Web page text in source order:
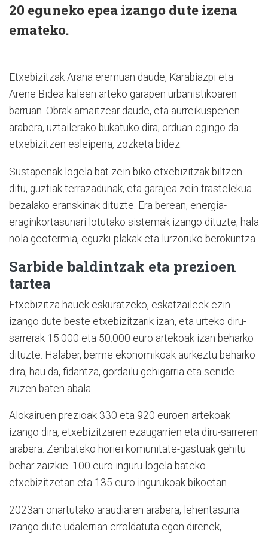
20 eguneko epea izango dute izena
emateko.
Etxebizitzak Arana eremuan daude, Karabiazpi eta
Arene Bidea kaleen arteko garapen urbanistikoaren
barruan. Obrak amaitzear daude, eta aurreikuspenen
arabera, uztailerako bukatuko dira; orduan egingo da
etxebizitzen esleipena, zozketa bidez.
Sustapenak logela bat zein biko etxebizitzak biltzen
ditu, guztiak terrazadunak, eta garajea zein trastelekua
bezalako eranskinak dituzte. Era berean, energia-
eraginkortasunari lotutako sistemak izango dituzte; hala
nola geotermia, eguzki-plakak eta lurzoruko berokuntza.
Sarbide baldintzak eta prezioen
tartea
Etxebizitza hauek eskuratzeko, eskatzaileek ezin
izango dute beste etxebizitzarik izan, eta urteko diru-
sarrerak 15.000 eta 50.000 euro artekoak izan beharko
dituzte. Halaber, berme ekonomikoak aurkeztu beharko
dira; hau da, fidantza, gordailu gehigarria eta senide
zuzen baten abala.
Alokairuen prezioak 330 eta 920 euroen artekoak
izango dira, etxebizitzaren ezaugarrien eta diru-sarreren
arabera. Zenbateko horiei komunitate-gastuak gehitu
behar zaizkie: 100 euro inguru logela bateko
etxebizitzetan eta 135 euro ingurukoak bikoetan.
2023an onartutako araudiaren arabera, lehentasuna
izango dute udalerrian erroldatuta egon direnek,